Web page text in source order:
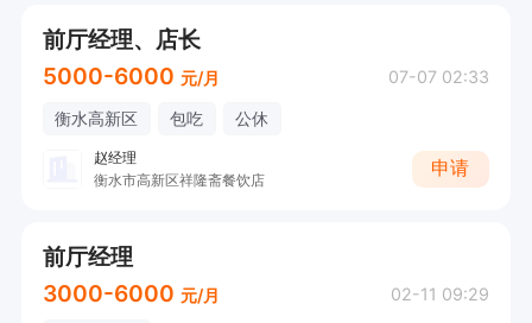
前厅经理、店长
5000-6000 元/月 07-07 02:33
衡水高新区 包吃 公休
赵经理
衡水市高新区祥隆斋餐饮店
申请
前厅经理
3000-6000 元/月 02-11 09:29